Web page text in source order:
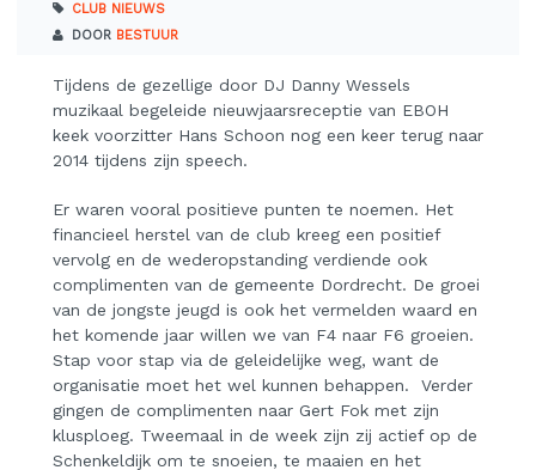
CLUB NIEUWS
DOOR BESTUUR
Tijdens de gezellige door DJ Danny Wessels
muzikaal begeleide nieuwjaarsreceptie van EBOH
keek voorzitter Hans Schoon nog een keer terug naar
2014 tijdens zijn speech.
Er waren vooral positieve punten te noemen. Het
financieel herstel van de club kreeg een positief
vervolg en de wederopstanding verdiende ook
complimenten van de gemeente Dordrecht. De groei
van de jongste jeugd is ook het vermelden waard en
het komende jaar willen we van F4 naar F6 groeien.
Stap voor stap via de geleidelijke weg, want de
organisatie moet het wel kunnen behappen. Verder
gingen de complimenten naar Gert Fok met zijn
klusploeg. Tweemaal in de week zijn zij actief op de
Schenkeldijk om te snoeien, te maaien en het